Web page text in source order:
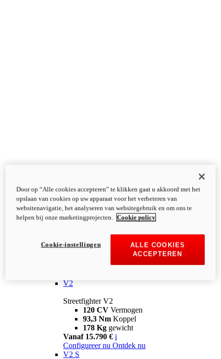
V2
Streetfighter V2
120 CV Vermogen
93,3 Nm Koppel
178 Kg gewicht
Vanaf 15.790 € i
Configureer nu Ontdek nu
V2 S
Door op “Alle cookies accepteren” te klikken gaat u akkoord met het
opslaan van cookies op uw apparaat voor het verbeteren van
websitenavigatie, het analyseren van websitegebruik en om ons te
helpen bij onze marketingprojecten.
Cookie policy
ALLE COOKIES
ACCEPTEREN
Cookie-instellingen